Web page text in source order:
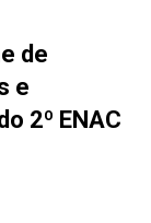
de
e
2º ENAC